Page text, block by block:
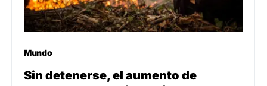
Mundo
Sin detenerse, el aumento de